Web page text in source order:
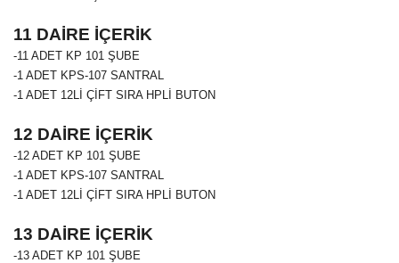
11 DAİRE İÇERİK
-11 ADET KP 101 ŞUBE
-1 ADET KPS-107 SANTRAL
-1 ADET 12Lİ ÇİFT SIRA HPLİ BUTON
12 DAİRE İÇERİK
-12 ADET KP 101 ŞUBE
-1 ADET KPS-107 SANTRAL
-1 ADET 12Lİ ÇİFT SIRA HPLİ BUTON
13 DAİRE İÇERİK
-13 ADET KP 101 ŞUBE